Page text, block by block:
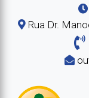
Rua Dr.